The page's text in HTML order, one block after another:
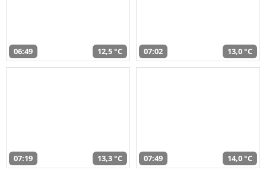
06:49 12,5 °C 07:02 13,0 °C
07:19 13,3 °C 07:49 14,0 °C